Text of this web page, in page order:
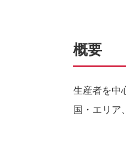
概要
生産者を中
国・エリア